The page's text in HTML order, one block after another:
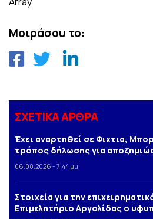
Μοιράσου το:
ΣΧΕΤΙΚΑ ΑΡΘΡΑ
Έχει αναρτηθεί σε Φιχτια,
τρόπος δήλωσης για
06.08.2026 - 7:44 μμ
Στοιχεία για την
Επιμελητήριο Αργολίδας ο